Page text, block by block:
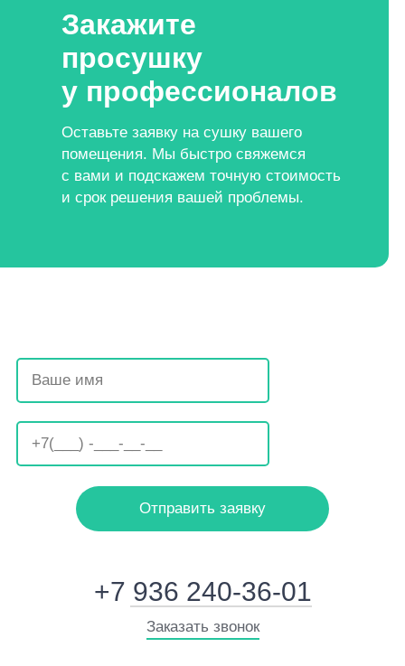
Закажите
просушку
у профессионалов
Оставьте заявку на сушку вашего
помещения. Мы быстро свяжемся
с вами и подскажем точную стоимость
и срок решения вашей проблемы.
Оставьте
+7 936 240-36-01
Заказать звонок